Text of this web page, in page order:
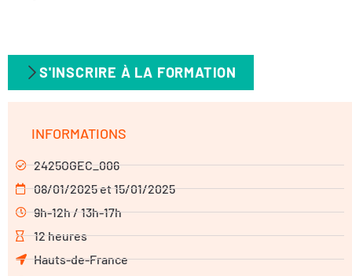
S'INSCRIRE À LA FORMATION
INFORMATIONS
2425OGEC_006
08/01/2025 et 15/01/2025
9h-12h / 13h-17h
12 heures
Hauts-de-France